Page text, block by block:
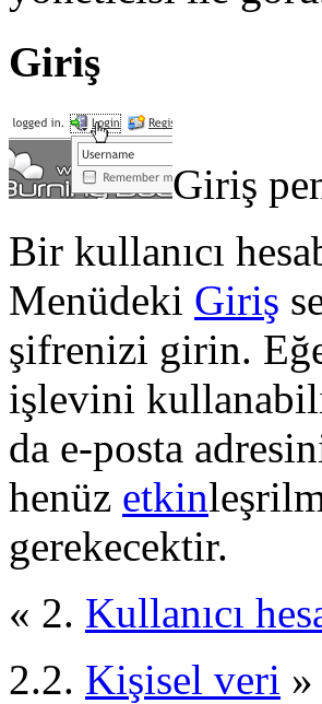
Giriş
Giriş
Bir kullanıcı
Menüdeki Giriş
şifrenizi girin.
işlevini
da e-posta
henüz etkin
gerekecektir.
« 2. Kullanıcı
2.2. Kişisel veri »